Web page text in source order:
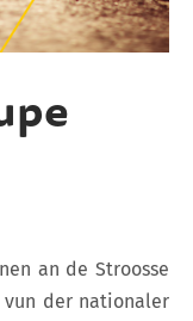
an de Stroosse
vun der nationaler